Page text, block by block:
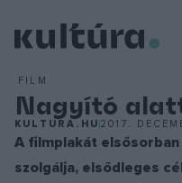
FILM
Nagyító
KULTURA.HU 2017.
A filmplakát
szolgálja, elsődleges